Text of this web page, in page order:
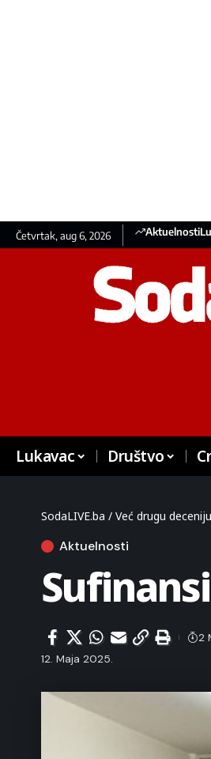
Četvrtak, aug 6, 2026 Aktuelnosti
Lukavac Društvo
SodaLIVE.ba / Već drugu
Aktuelnosti
12. Maja 2025.
2